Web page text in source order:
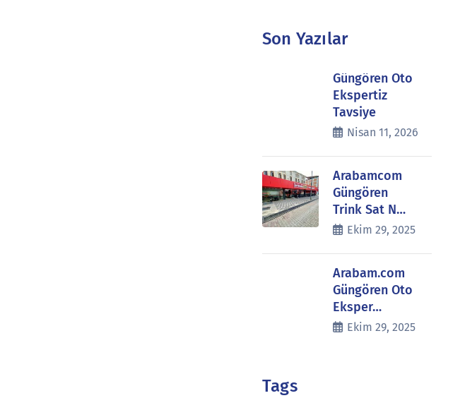
Son Yazılar
Güngören Oto
Ekspertiz
Tavsiye
Nisan 11, 2026
Arabamcom
Güngören
Trink Sat N…
Ekim 29, 2025
Arabam.com
Güngören Oto
Eksper…
Ekim 29, 2025
Tags